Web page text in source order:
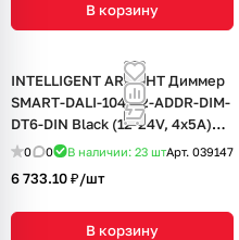
В корзину
INTELLIGENT ARLIGHT Диммер
SMART-DALI-104-62-ADDR-DIM-
DT6-DIN Black (12-24V, 4x5A)
(IARL, IP20 Пластик, 5 лет)
0 0 В наличии: 23 штАрт. 039147
6 733.10 ₽/шт
В корзину